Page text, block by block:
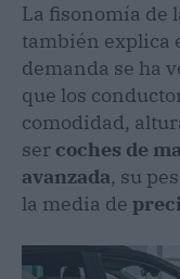
La fisonomía de
también explica
demanda se ha
que los
comodidad,
ser coches de
avanzada, su
la media de